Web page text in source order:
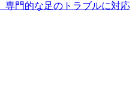
専門的な足のトラブルに対応